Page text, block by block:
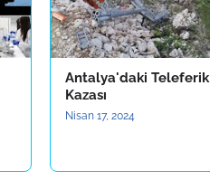
Antalya'daki Teleferik
Kazası
Nisan 17, 2024